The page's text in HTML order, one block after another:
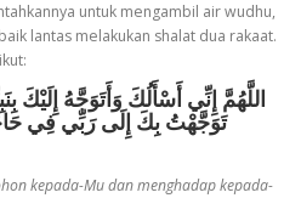
untuk mengambil air wudhu,
lantas melakukan shalat dua rakaat.
اللَّهُمَّ إِنِّي أَسْأَلُكَ وَأَتَوَجَّهُ إِلَيْكَ
تَوَجَّهْتُ بِكَ إِلَى رَبِّي فِي
kepada-Mu dan menghadap kepada-